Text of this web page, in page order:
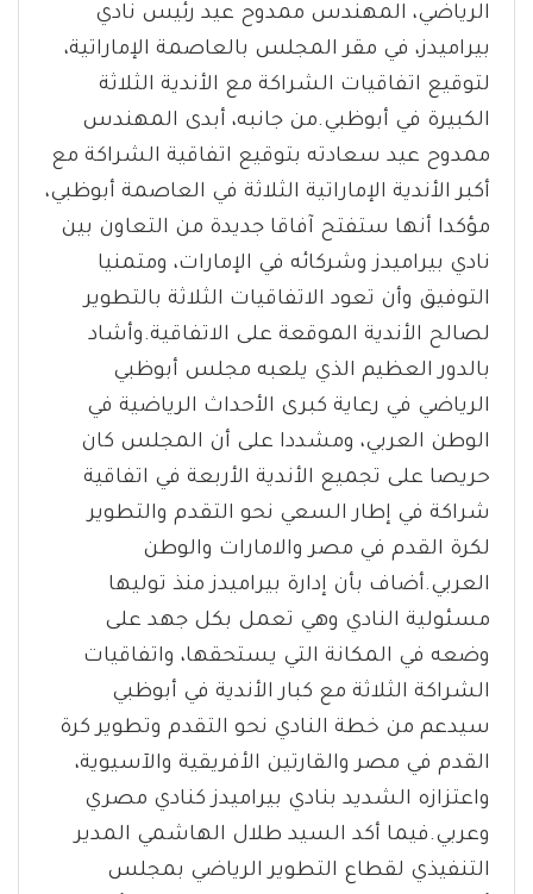
الرياضي، المهندس ممدوح عيد رئيس نادي
بيراميدز، في مقر المجلس بالعاصمة الإماراتية،
لتوقيع اتفاقيات الشراكة مع الأندية الثلاثة
الكبيرة في أبوظبي.من جانبه، أبدى المهندس
ممدوح عيد سعادته بتوقيع اتفاقية الشراكة مع
أكبر الأندية الإماراتية الثلاثة في العاصمة أبوظبي،
مؤكدا أنها ستفتح آفاقا جديدة من التعاون بين
نادي بيراميدز وشركائه في الإمارات، ومتمنيا
التوفيق وأن تعود الاتفاقيات الثلاثة بالتطوير
لصالح الأندية الموقعة على الاتفاقية.وأشاد
بالدور العظيم الذي يلعبه مجلس أبوظبي
الرياضي في رعاية كبرى الأحداث الرياضية في
الوطن العربي، ومشددا على أن المجلس كان
حريصا على تجميع الأندية الأربعة في اتفاقية
شراكة في إطار السعي نحو التقدم والتطوير
لكرة القدم في مصر والامارات والوطن
العربي.أضاف بأن إدارة بيراميدز منذ توليها
مسئولية النادي وهي تعمل بكل جهد على
وضعه في المكانة التي يستحقها، واتفاقيات
الشراكة الثلاثة مع كبار الأندية في أبوظبي
سيدعم من خطة النادي نحو التقدم وتطوير كرة
القدم في مصر والقارتين الأفريقية والآسيوية،
واعتزازه الشديد بنادي بيراميدز كنادي مصري
وعربي.فيما أكد السيد طلال الهاشمي المدير
التنفيذي لقطاع التطوير الرياضي بمجلس